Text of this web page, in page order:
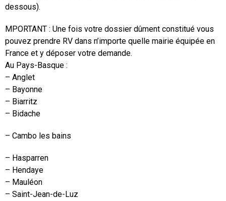
dessous).
MPORTANT : Une fois votre dossier dûment constitué vous
pouvez prendre RV dans n’importe quelle mairie équipée en
France et y déposer votre demande.
Au Pays-Basque :
– Anglet
– Bayonne
– Biarritz
– Bidache
– Cambo les bains
– Hasparren
– Hendaye
– Mauléon
– Saint-Jean-de-Luz